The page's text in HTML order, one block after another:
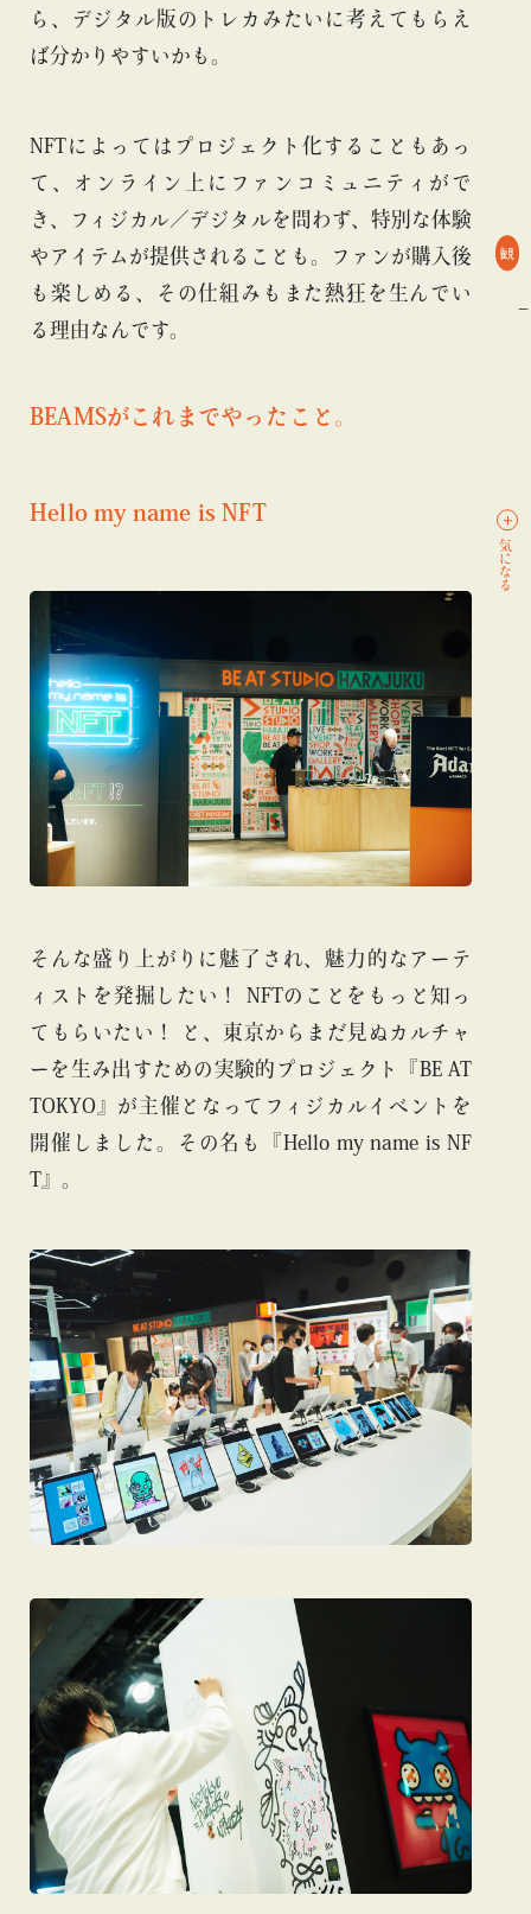
ら、デジタル版のトレカみたいに考えてもらえ
ば分かりやすいかも。
NFTによってはプロジェクト化することもあっ
て、オンライン上にファンコミュニティがで
き、フィジカル／デジタルを問わず、特別な体験
やアイテムが提供されることも。ファンが購入後
も楽しめる、その仕組みもまた熱狂を生んでい
る理由なんです。
BEAMSがこれまでやったこと。
Hello my name is NFT
そんな盛り上がりに魅了され、魅力的なアーテ
ィストを発掘したい！ NFTのことをもっと知っ
てもらいたい！ と、東京からまだ見ぬカルチャ
ーを生み出すための実験的プロジェクト『BE AT
TOKYO』が主催となってフィジカルイベントを
開催しました。その名も『Hello my name is NF
T』。
観
#BEAMS CULTUART #アート #BEAMS CULTUART #アート
気になる